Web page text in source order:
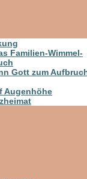
Familien-Wimmel-
Gott zum
Augenhöhe